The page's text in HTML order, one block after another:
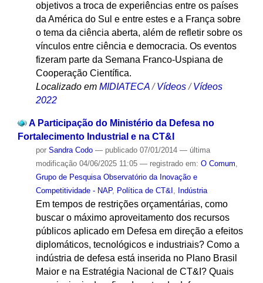
objetivos a troca de experiências entre os países
da América do Sul e entre estes e a França sobre
o tema da ciência aberta, além de refletir sobre os
vínculos entre ciência e democracia. Os eventos
fizeram parte da Semana Franco-Uspiana de
Cooperação Científica.
Localizado em MIDIATECA /Vídeos /Vídeos
2022
A Participação do Ministério da Defesa no
Fortalecimento Industrial e na CT&I
por Sandra Codo — publicado07/01/2014 — última
modificação04/06/2025 11:05 — registrado em: O Comum
Grupo de Pesquisa Observatório da Inovação e
Competitividade - NAP, Política de CT&I Indústria
Em tempos de restrições orçamentárias, como
buscar o máximo aproveitamento dos recursos
públicos aplicado em Defesa em direção a efeitos
diplomáticos, tecnológicos e industriais? Como a
indústria de defesa está inserida no Plano Brasil
Maior e na Estratégia Nacional de CT&I? Quais